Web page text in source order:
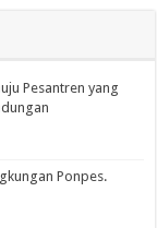
Pesantren yang
Ponpes.